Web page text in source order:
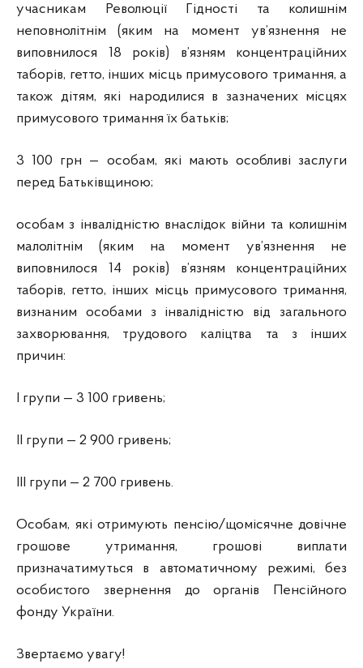
учасникам Революції Гідності та колишнім
неповнолітнім (яким на момент ув’язнення не
виповнилося 18 років) в’язням концентраційних
таборів, гетто, інших місць примусового тримання, а
також дітям, які народилися в зазначених місцях
примусового тримання їх батьків;
3 100 грн — особам, які мають особливі заслуги
перед Батьківщиною;
особам з інвалідністю внаслідок війни та колишнім
малолітнім (яким на момент ув’язнення не
виповнилося 14 років) в’язням концентраційних
таборів, гетто, інших місць примусового тримання,
визнаним особами з інвалідністю від загального
захворювання, трудового каліцтва та з інших
причин:
I групи — 3 100 гривень;
II групи — 2 900 гривень;
III групи — 2 700 гривень.
Особам, які отримують пенсію/щомісячне довічне
грошове утримання, грошові виплати
призначатимуться в автоматичному режимі, без
особистого звернення до органів Пенсійного
фонду України.
Звертаємо увагу!